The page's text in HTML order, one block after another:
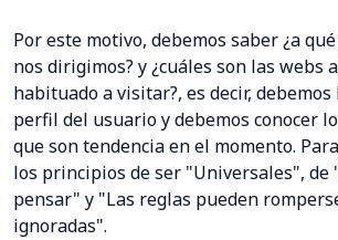
Por este motivo, debemos saber ¿a
nos dirigimos? y ¿cuáles son las webs
habituado a visitar?, es decir,
perfil del usuario y debemos conocer
que son tendencia en el momento.
los principios de ser "Universales", de
pensar" y "Las reglas pueden
ignoradas".